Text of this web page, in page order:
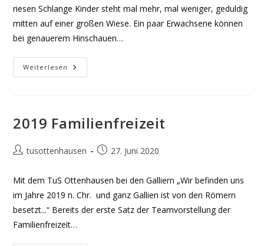
riesen Schlange Kinder steht mal mehr, mal weniger, geduldig
mitten auf einer großen Wiese. Ein paar Erwachsene können
bei genauerem Hinschauen…
Weiterlesen 2019
Kinderfreizeit
2019 Familienfreizeit
Beitrags-
tusottenhausen
Beitrag27. Juni 2020
Mit dem TuS Ottenhausen bei den Galliern „Wir befinden uns
im Jahre 2019 n. Chr. und ganz Gallien ist von den Römern
besetzt...“ Bereits der erste Satz der Teamvorstellung der
Familienfreizeit…